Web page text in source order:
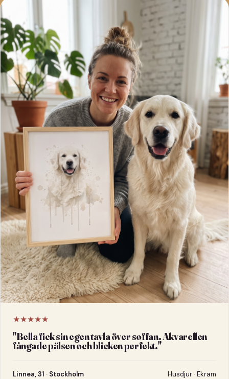
★★★★★
"Bella fick sin egen tavla över soffan. Akvarellen
fångade pälsen och blicken perfekt."
Linnea, 31 · Stockholm Husdjur · Ekram